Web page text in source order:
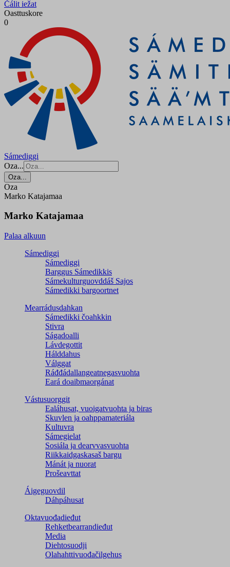
Čálit iežat
Oasttuskore
0
Sámediggi
Oza...
Oza...
Oza
Marko Katajamaa
Marko Katajamaa
Palaa alkuun
Sámediggi
Sámediggi
Barggus Sámedikkis
Sámekulturguovddáš Sajos
Sámedikki bargoortnet
Mearrádusdahkan
Sámedikki čoahkkin
Stivra
Ságadoalli
Lávdegottit
Hálddahus
Válggat
Ráđđádallangeatnegas­vuohta
Eará doaibmaorgánat
Vástusuorggit
Ealáhusat, vuoigatvuohta ja biras
Skuvlen ja oahppamateriála
Kultuvra
Sámegielat
Sosiála ja dearvvasvuohta
Riikkaidgaskasaš bargu
Mánát ja nuorat
Prošeavttat
Áigeguovdil
Dáhpáhusat
Oktavuođadieđut
Rehketbearrandieđut
Media
Diehtosuodji
Olahahttivuođačilgehus